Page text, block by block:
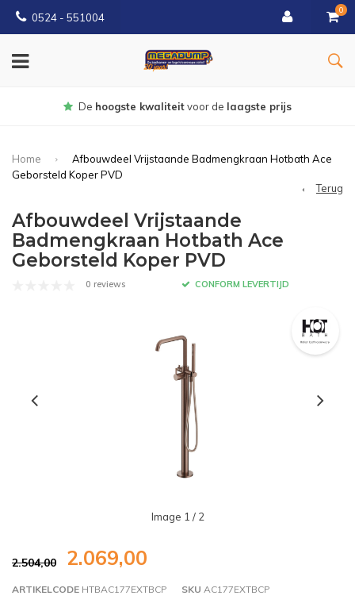
0524 - 551004
0
Gratisbezorgd vanaf €150
Home
Afbouwdeel Vrijstaande Badmengkraan Hotbath Ace
Geborsteld Koper PVD
Terug
Afbouwdeel Vrijstaande
Badmengkraan Hotbath Ace
Geborsteld Koper PVD
0 reviews CONFORM LEVERTIJD
Image 1 / 2
2.504,00 2.069,00
ARTIKELCODE HTBAC177EXTBCP SKU AC177EXTBCP